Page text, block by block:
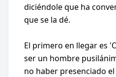
diciéndole que ha
que se la dé.
El primero en llegar es
ser un hombre
no haber presenciado